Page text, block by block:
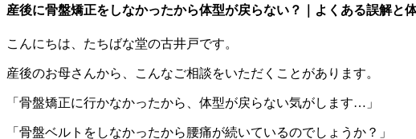
産後に骨盤矯正をしなかったから体型が戻らない？｜よくある誤解と
こんにちは、たちばな堂の古井戸です。
産後のお母さんから、こんなご相談をいただくことがあります。
「骨盤矯正に行かなかったから、体型が戻らない気がします…」
「骨盤ベルトをしなかったから腰痛が続いているのでしょうか？」